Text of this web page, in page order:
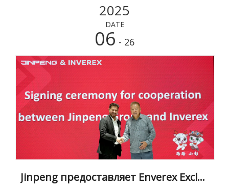
2025
DATE
06 - 26
Jinpeng предоставляет Enverex Exclusive Rights в Пакистане на транспортные средства с высокой и низкой скоростью